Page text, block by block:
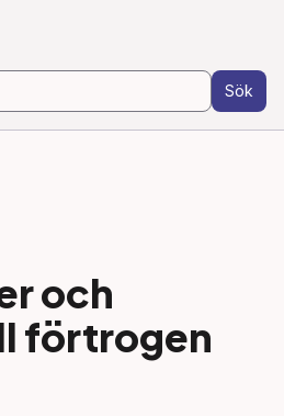
Sök
och
förtrogen